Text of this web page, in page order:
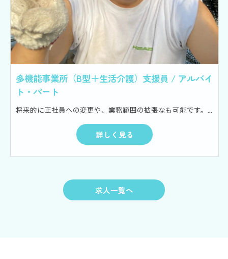
多機能事業所（B型＋生活介護）支援員 / アルバイ
ト・パート
詳しく見る
求人一覧へ